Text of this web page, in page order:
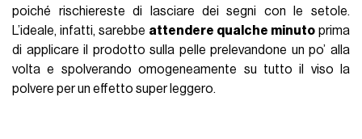
poiché rischiereste di lasciare dei segni con le setole.
L’ideale, infatti, sarebbe attendere qualche minutoprima
di applicare il prodotto sulla pelle prelevandone un po’ alla
volta e spolverando omogeneamente su tutto il viso la
polvere per un effetto super leggero.